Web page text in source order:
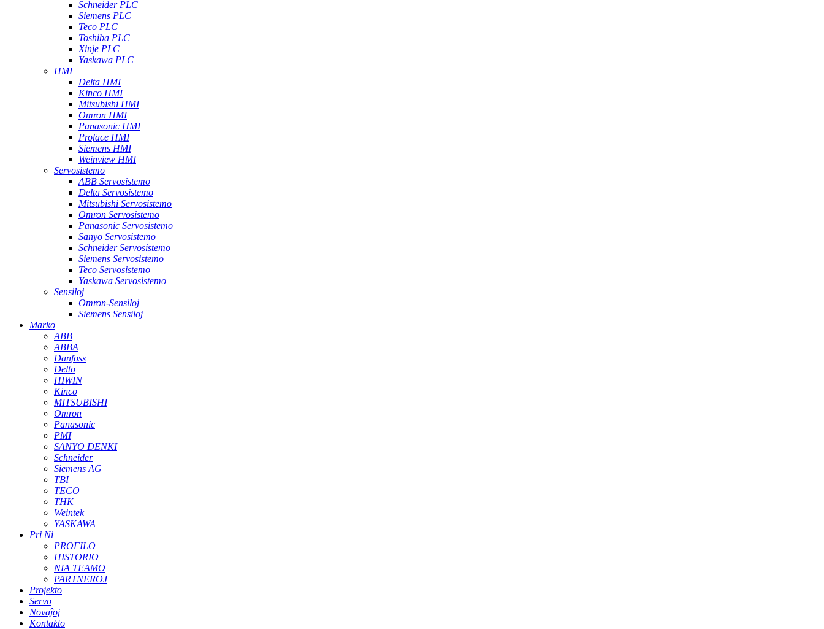
Schneider PLC
Siemens PLC
Teco PLC
Toshiba PLC
Xinje PLC
Yaskawa PLC
HMI
Delta HMI
Kinco HMI
Mitsubishi HMI
Omron HMI
Panasonic HMI
Proface HMI
Siemens HMI
Weinview HMI
Servosistemo
ABB Servosistemo
Delta Servosistemo
Mitsubishi Servosistemo
Omron Servosistemo
Panasonic Servosistemo
Sanyo Servosistemo
Schneider Servosistemo
Siemens Servosistemo
Teco Servosistemo
Yaskawa Servosistemo
Sensiloj
Omron-Sensiloj
Siemens Sensiloj
Marko
ABB
ABBA
Danfoss
Delto
HIWIN
Kinco
MITSUBISHI
Omron
Panasonic
PMI
SANYO DENKI
Schneider
Siemens AG
TBI
TECO
THK
Weintek
YASKAWA
Pri Ni
PROFILO
HISTORIO
NIA TEAMO
PARTNEROJ
Projekto
Servo
Novaĵoj
Kontakto